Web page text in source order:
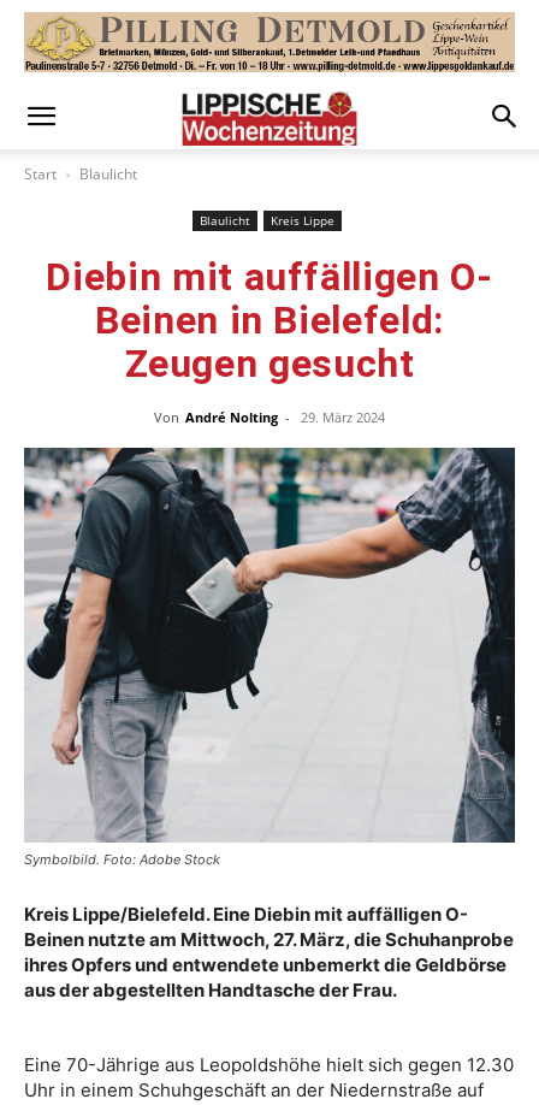
Start Blaulicht
Blaulicht Kreis Lippe
Diebin mit auffälligen O-
Beinen in Bielefeld:
Zeugen gesucht
Von André Nolting - 29. März 2024
Symbolbild. Foto: Adobe Stock
Kreis Lippe/Bielefeld. Eine Diebin mit auffälligen O-
Beinen nutzte am Mittwoch, 27. März, die Schuhanprobe
ihres Opfers und entwendete unbemerkt die Geldbörse
aus der abgestellten Handtasche der Frau.
Eine 70-Jährige aus Leopoldshöhe hielt sich gegen 12.30
Uhr in einem Schuhgeschäft an der Niedernstraße auf